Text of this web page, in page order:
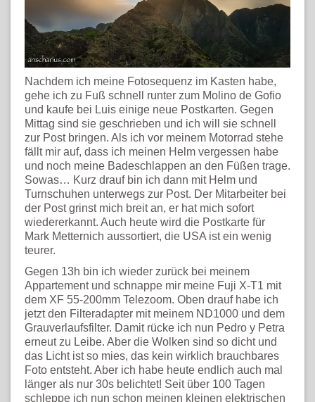
Nachdem ich meine Fotosequenz im Kasten habe,
gehe ich zu Fuß schnell runter zum Molino de Gofio
und kaufe bei Luis einige neue Postkarten. Gegen
Mittag sind sie geschrieben und ich will sie schnell
zur Post bringen. Als ich vor meinem Motorrad stehe
fällt mir auf, dass ich meinen Helm vergessen habe
und noch meine Badeschlappen an den Füßen trage.
Sowas… Kurz drauf bin ich dann mit Helm und
Turnschuhen unterwegs zur Post. Der Mitarbeiter bei
der Post grinst mich breit an, er hat mich sofort
wiedererkannt. Auch heute wird die Postkarte für
Mark Metternich aussortiert, die USA ist ein wenig
teurer.
Gegen 13h bin ich wieder zurück bei meinem
Appartement und schnappe mir meine Fuji X-T1 mit
dem XF 55-200mm Telezoom. Oben drauf habe ich
jetzt den Filteradapter mit meinem ND1000 und dem
Grauverlaufsfilter. Damit rücke ich nun Pedro y Petra
erneut zu Leibe. Aber die Wolken sind so dicht und
das Licht ist so mies, das kein wirklich brauchbares
Foto entsteht. Aber ich habe heute endlich auch mal
länger als nur 30s belichtet! Seit über 100 Tagen
schleppe ich nun schon meinen kleinen elektrischen